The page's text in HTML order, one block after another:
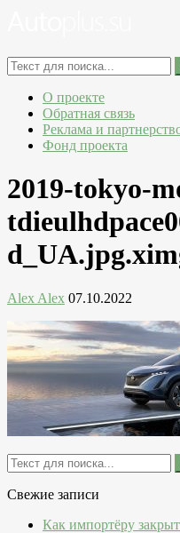
О проекте
Обратная связь
Реклама и
Фонд проекта
2019-tokyo-
Alex Alex 07.10.2022
Свежие записи
Как импортёру